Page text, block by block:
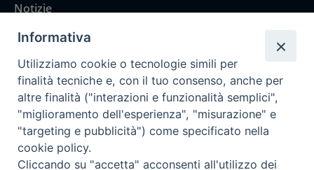
Notizie
Rubriche
Chi siamo
Come abbonarsi
Contatti
Informativa
Utilizziamo cookie o tecnologie simili per
finalità tecniche e, con il tuo consenso, anche per
altre finalità ("interazioni e funzionalità semplici",
"miglioramento dell'esperienza", "misurazione" e
"targeting e pubblicità") come specificato nella
cookie policy.
Cliccando su "accetta" acconsenti all'utilizzo dei